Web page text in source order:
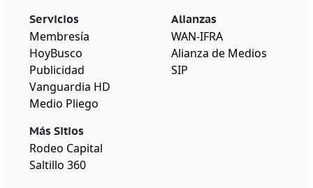
Servicios
Membresía
HoyBusco
Publicidad
Vanguardia HD
Medio Pliego
Más Sitios
Rodeo Capital
Saltillo 360
Alianzas
WAN-IFRA
Alianza de Medios
SIP